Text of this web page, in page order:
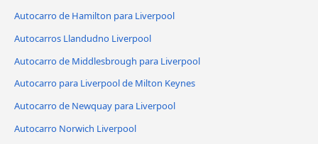
Autocarro de Hamilton para Liverpool
Autocarros Llandudno Liverpool
Autocarro de Middlesbrough para Liverpool
Autocarro para Liverpool de Milton Keynes
Autocarro de Newquay para Liverpool
Autocarro Norwich Liverpool